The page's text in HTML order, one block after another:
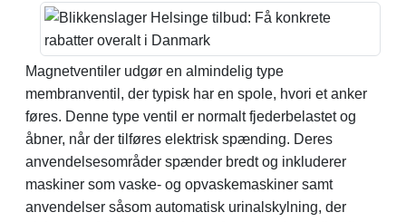
Magnetventiler udgør en almindelig type
membranventil, der typisk har en spole, hvori et anker
føres. Denne type ventil er normalt fjederbelastet og
åbner, når der tilføres elektrisk spænding. Deres
anvendelsesområder spænder bredt og inkluderer
maskiner som vaske- og opvaskemaskiner samt
anvendelser såsom automatisk urinalskylning, der